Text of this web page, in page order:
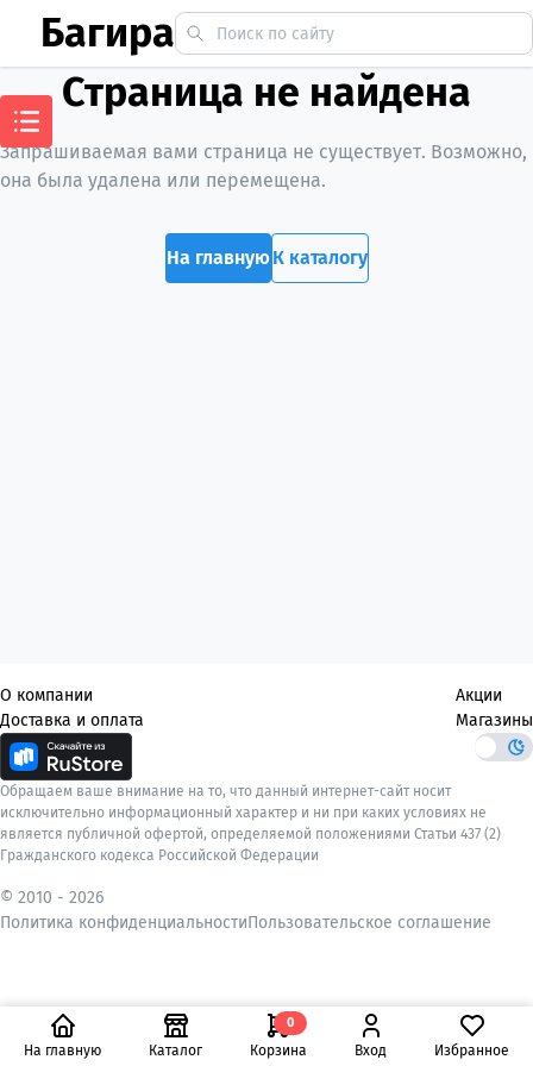
Багира
На главную Каталог
0
Корзина Вход Избранное
Страница не найдена
Запрашиваемая вами страница не существует. Возможно,
она была удалена или перемещена.
На главнуюК каталогу
О компании
Доставка и оплата
Акции
Магазины
Обращаем ваше внимание на то, что данный интернет-сайт носит
исключительно информационный характер и ни при каких условиях не
является публичной офертой, определяемой положениями Статьи 437 (2)
Гражданского кодекса Российской Федерации
© 2010 - 2026
Политика конфиденциальностиПользовательское соглашение